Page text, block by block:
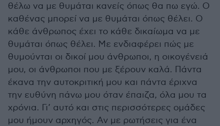
θέλω να με θυμάται κανείς όπως θα πω εγώ. Ο
καθένας μπορεί να με θυμάται όπως θέλει. Ο
κάθε άνθρωπος έχει το κάθε δικαίωμα να με
θυμάται όπως θέλει. Με ενδιαφέρει πώς με
θυμούνται οι δικοί μου άνθρωποι, η οικογένειά
μου, οι άνθρωποι που με ξέρουν καλά. Πάντα
έκανα την αυτοκριτική μου και πάντα έριχνα
την ευθύνη πάνω μου όταν έπαιζα, όλα μου τα
χρόνια. Γι’ αυτό και στις περισσότερες ομάδες
μου ήμουν αρχηγός. Αν με ρωτήσεις για ένα